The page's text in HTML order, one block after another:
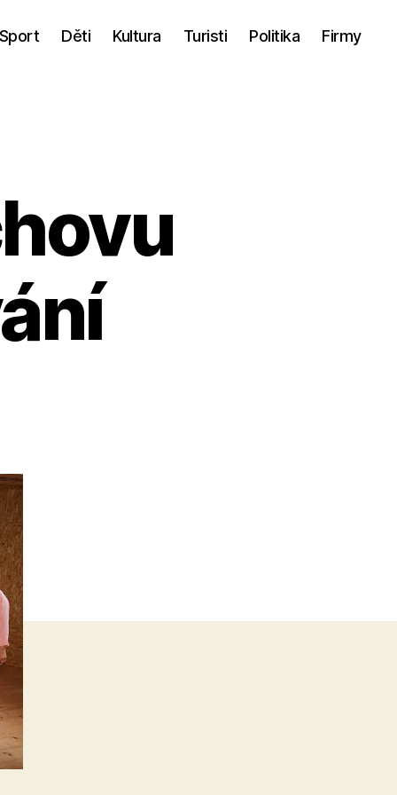
Sport Děti Kultura Turisti Politika Firmy